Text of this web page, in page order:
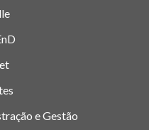
e Gestão